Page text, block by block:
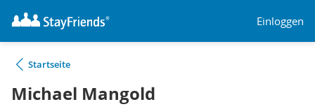
Einloggen
Startseite
Michael Mangold